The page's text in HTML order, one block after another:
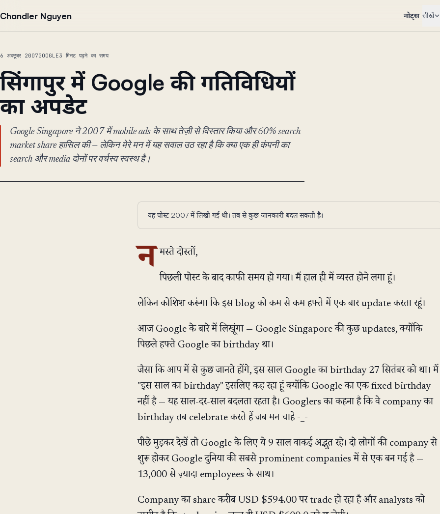
Chandler Nguyen नोट्स सीखें
6 अक्टूबर 2007GOOGLE3 मिनट पढ़ने का समय
सिंगापुर में Google की गतिविधियों
का अपडेट
Google Singapore ने 2007 में mobile ads के साथ तेज़ी से विस्तार किया और 60% search
market share हासिल की — लेकिन मेरे मन में यह सवाल उठ रहा है कि क्या एक ही कंपनी का
search और media दोनों पर वर्चस्व स्वस्थ है।
यह पोस्ट 2007 में लिखी गई थी। तब से कुछ जानकारी बदल सकती है।
न मस्ते दोस्तों,
पिछली पोस्ट के बाद काफी समय हो गया। मैं हाल ही में व्यस्त होने लगा हूं।
लेकिन कोशिश करूंगा कि इस blog को कम से कम हफ्ते में एक बार update करता रहूं।
आज Google के बारे में लिखूंगा — Google Singapore की कुछ updates, क्योंकि
पिछले हफ्ते Google का birthday था।
जैसा कि आप में से कुछ जानते होंगे, इस साल Google का birthday 27 सितंबर को था। मैं
"इस साल का birthday" इसलिए कह रहा हूं क्योंकि Google का एक fixed birthday
नहीं है — यह साल-दर-साल बदलता रहता है। Googlers का कहना है कि वे company का
birthday तब celebrate करते हैं जब मन चाहे -_-
पीछे मुड़कर देखें तो Google के लिए ये 9 साल वाकई अद्भुत रहे। दो लोगों की company से
शुरू होकर Google दुनिया की सबसे prominent companies में से एक बन गई है —
13,000 से ज़्यादा employees के साथ।
Company का share करीब USD $594.00 पर trade हो रहा है और analysts को